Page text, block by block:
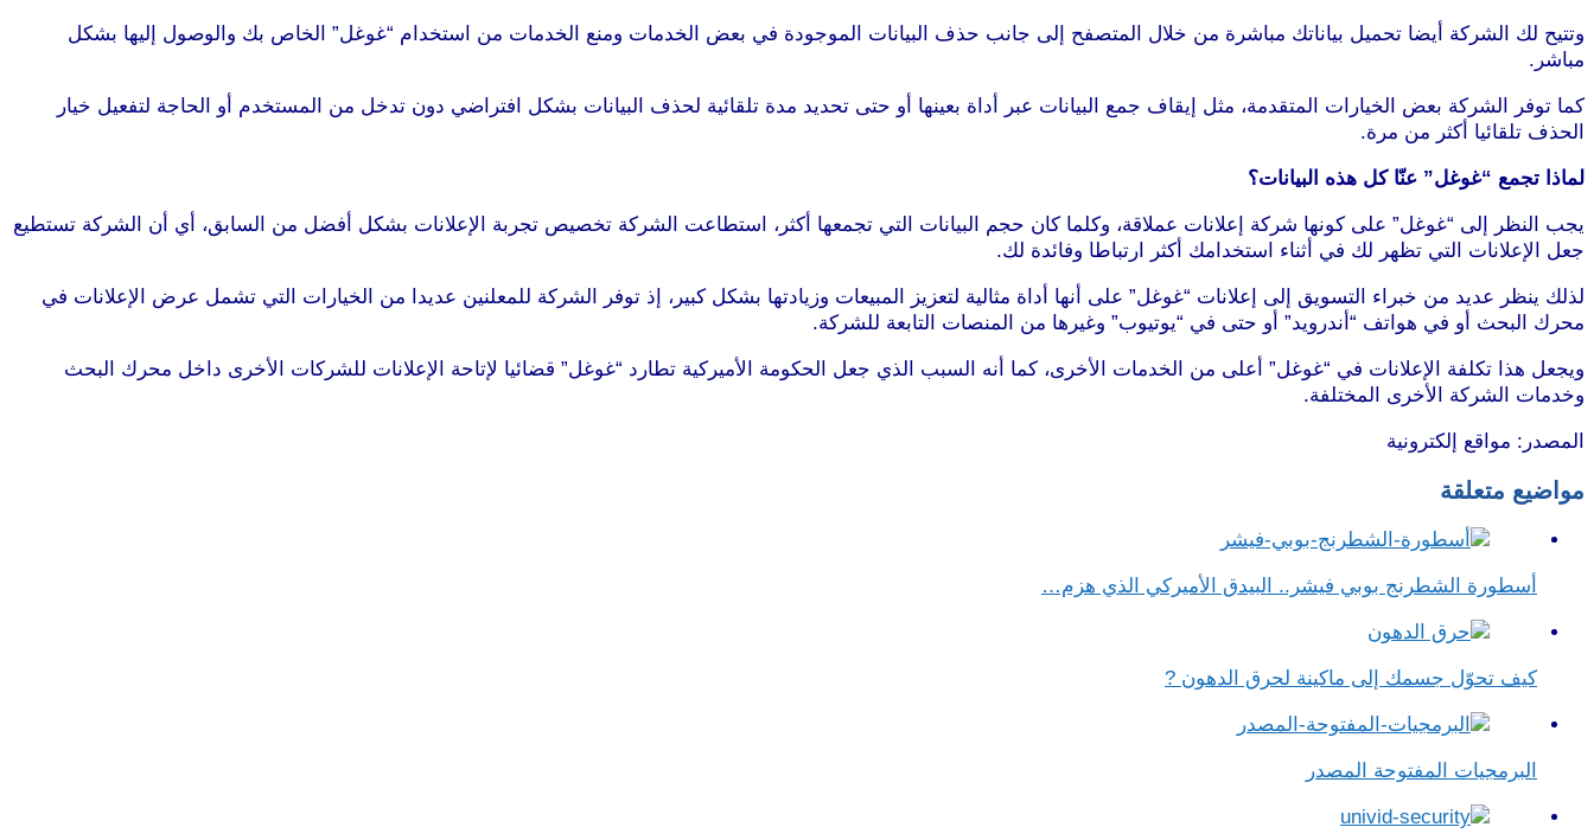
وتتيح لك الشركة أيضا تحميل بياناتك مباشرة من خلال المتصفح إلى جانب حذف البيانات الموجودة في بعض الخدمات ومنع الخدمات من استخدام “غوغل” الخاص بك والوصول إليها بشكل
مباشر.
كما توفر الشركة بعض الخيارات المتقدمة، مثل إيقاف جمع البيانات عبر أداة بعينها أو حتى تحديد مدة تلقائية لحذف البيانات بشكل افتراضي دون تدخل من المستخدم أو الحاجة لتفعيل خيار
الحذف تلقائيا أكثر من مرة.
لماذا تجمع “غوغل” عنّا كل هذه البيانات؟
يجب النظر إلى “غوغل” على كونها شركة إعلانات عملاقة، وكلما كان حجم البيانات التي تجمعها أكثر، استطاعت الشركة تخصيص تجربة الإعلانات بشكل أفضل من السابق، أي أن الشركة تستطيع
جعل الإعلانات التي تظهر لك في أثناء استخدامك أكثر ارتباطا وفائدة لك.
لذلك ينظر عديد من خبراء التسويق إلى إعلانات “غوغل” على أنها أداة مثالية لتعزيز المبيعات وزيادتها بشكل كبير، إذ توفر الشركة للمعلنين عديدا من الخيارات التي تشمل عرض الإعلانات في
محرك البحث أو في هواتف “أندرويد” أو حتى في “يوتيوب” وغيرها من المنصات التابعة للشركة.
ويجعل هذا تكلفة الإعلانات في “غوغل” أعلى من الخدمات الأخرى، كما أنه السبب الذي جعل الحكومة الأميركية تطارد “غوغل” قضائيا لإتاحة الإعلانات للشركات الأخرى داخل محرك البحث
وخدمات الشركة الأخرى المختلفة.
المصدر: مواقع إلكترونية
مواضيع متعلقة
أسطورة الشطرنج بوبي فيشر.. البيدق الأميركي الذي هزم…
كيف تحوّل جسمك إلى ماكينة لحرق الدهون ?
البرمجيات المفتوحة المصدر